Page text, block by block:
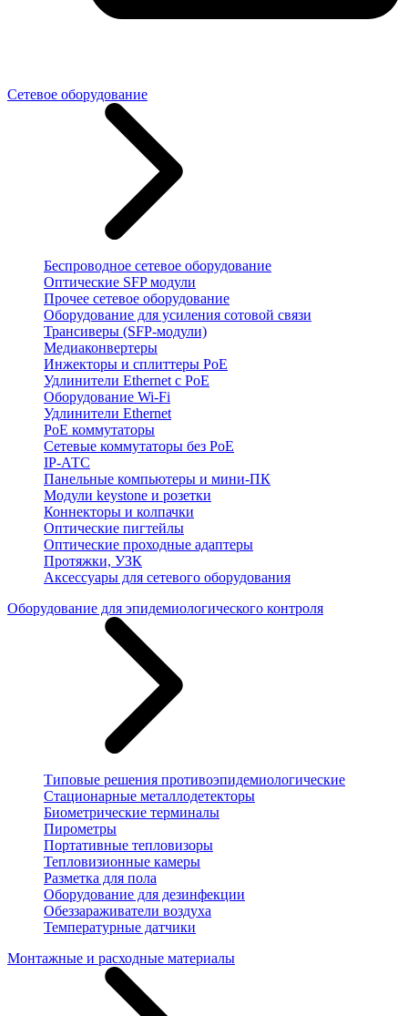
Сетевое оборудование
Беспроводное сетевое оборудование
Оптические SFP модули
Прочее сетевое оборудование
Оборудование для усиления сотовой связи
Трансиверы (SFP-модули)
Медиаконвертеры
Инжекторы и сплиттеры PoE
Удлинители Ethernet с PoE
Оборудование Wi-Fi
Удлинители Ethernet
PoE коммутаторы
Сетевые коммутаторы без PoE
IP-АТС
Панельные компьютеры и мини-ПК
Модули keystone и розетки
Коннекторы и колпачки
Оптические пигтейлы
Оптические проходные адаптеры
Протяжки, УЗК
Аксессуары для сетевого оборудования
Оборудование для эпидемиологического контроля
Типовые решения противоэпидемиологические
Стационарные металлодетекторы
Биометрические терминалы
Пирометры
Портативные тепловизоры
Тепловизионные камеры
Разметка для пола
Оборудование для дезинфекции
Обеззараживатели воздуха
Температурные датчики
Монтажные и расходные материалы